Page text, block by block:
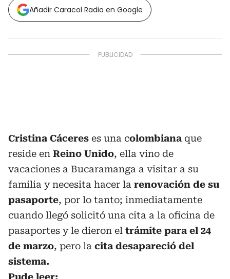
Añadir Caracol Radio en Google
Cristina Cáceres es una colombiana que
reside en Reino Unido, ella vino de
vacaciones a Bucaramanga a visitar a su
familia y necesita hacer la renovación de su
pasaporte, por lo tanto; inmediatamente
cuando llegó solicitó una cita a la oficina de
pasaportes y le dieron el trámite para el 24
de marzo, pero la cita desapareció del
sistema.
Pude leer: